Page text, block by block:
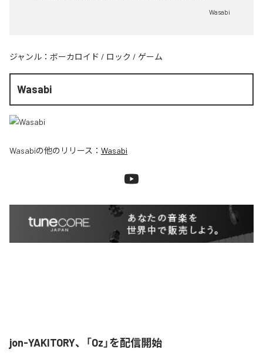
Wasabi
ジャンル： ボーカロイド / ロック / ゲーム
Wasabi
Wasabiの他のリリース： Wasabi
jon-YAKITORY、「Oz」を配信開始